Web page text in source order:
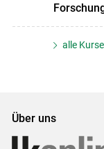
alle
Über uns